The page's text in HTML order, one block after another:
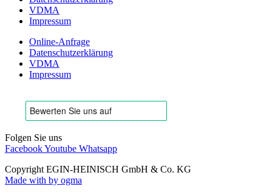
VDMA
Impressum
Online-Anfrage
Datenschutzerklärung
VDMA
Impressum
Folgen Sie uns
FacebookYoutube Whatsapp
Copyright EGIN-HEINISCH GmbH & Co. KG
Made with by ogma